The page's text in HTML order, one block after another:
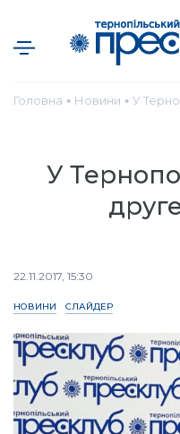
Головна ● Новини ● У
У
22.11.2017, 15:30
НОВИНИ СЛАЙДЕР